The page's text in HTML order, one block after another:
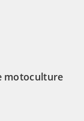
motoculture